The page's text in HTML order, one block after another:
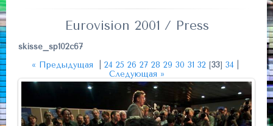
Eurovision 2001 / Press
skisse_sp102c67
« Предыдущая
24 25 26 27 28 29 30 31 32[33] 34|
Следующая »